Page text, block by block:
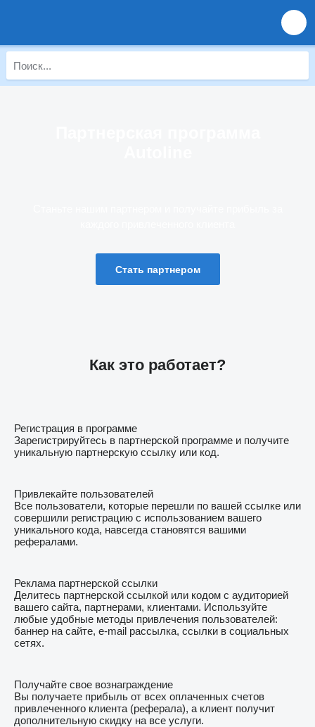
Стать партнером
Как это работает?
Регистрация в программе
Зарегистрируйтесь в партнерской программе и получите
уникальную партнерскую ссылку или код.
Привлекайте пользователей
Все пользователи, которые перешли по вашей ссылке или
совершили регистрацию с использованием вашего
уникального кода, навсегда становятся вашими
рефералами.
Реклама партнерской ссылки
Делитесь партнерской ссылкой или кодом с аудиторией
вашего сайта, партнерами, клиентами. Используйте
любые удобные методы привлечения пользователей:
баннер на сайте, e-mail рассылка, ссылки в социальных
сетях.
Получайте свое вознаграждение
Вы получаете прибыль от всех оплаченных счетов
привлеченного клиента (реферала), а клиент получит
дополнительную скидку на все услуги.